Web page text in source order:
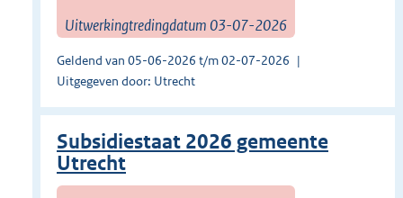
Uitwerkingtredingdatum 03-07-2026
Geldend van 05-06-2026 t/m 02-07-2026
Uitgegeven door: Utrecht
Subsidiestaat 2026 gemeente
Utrecht